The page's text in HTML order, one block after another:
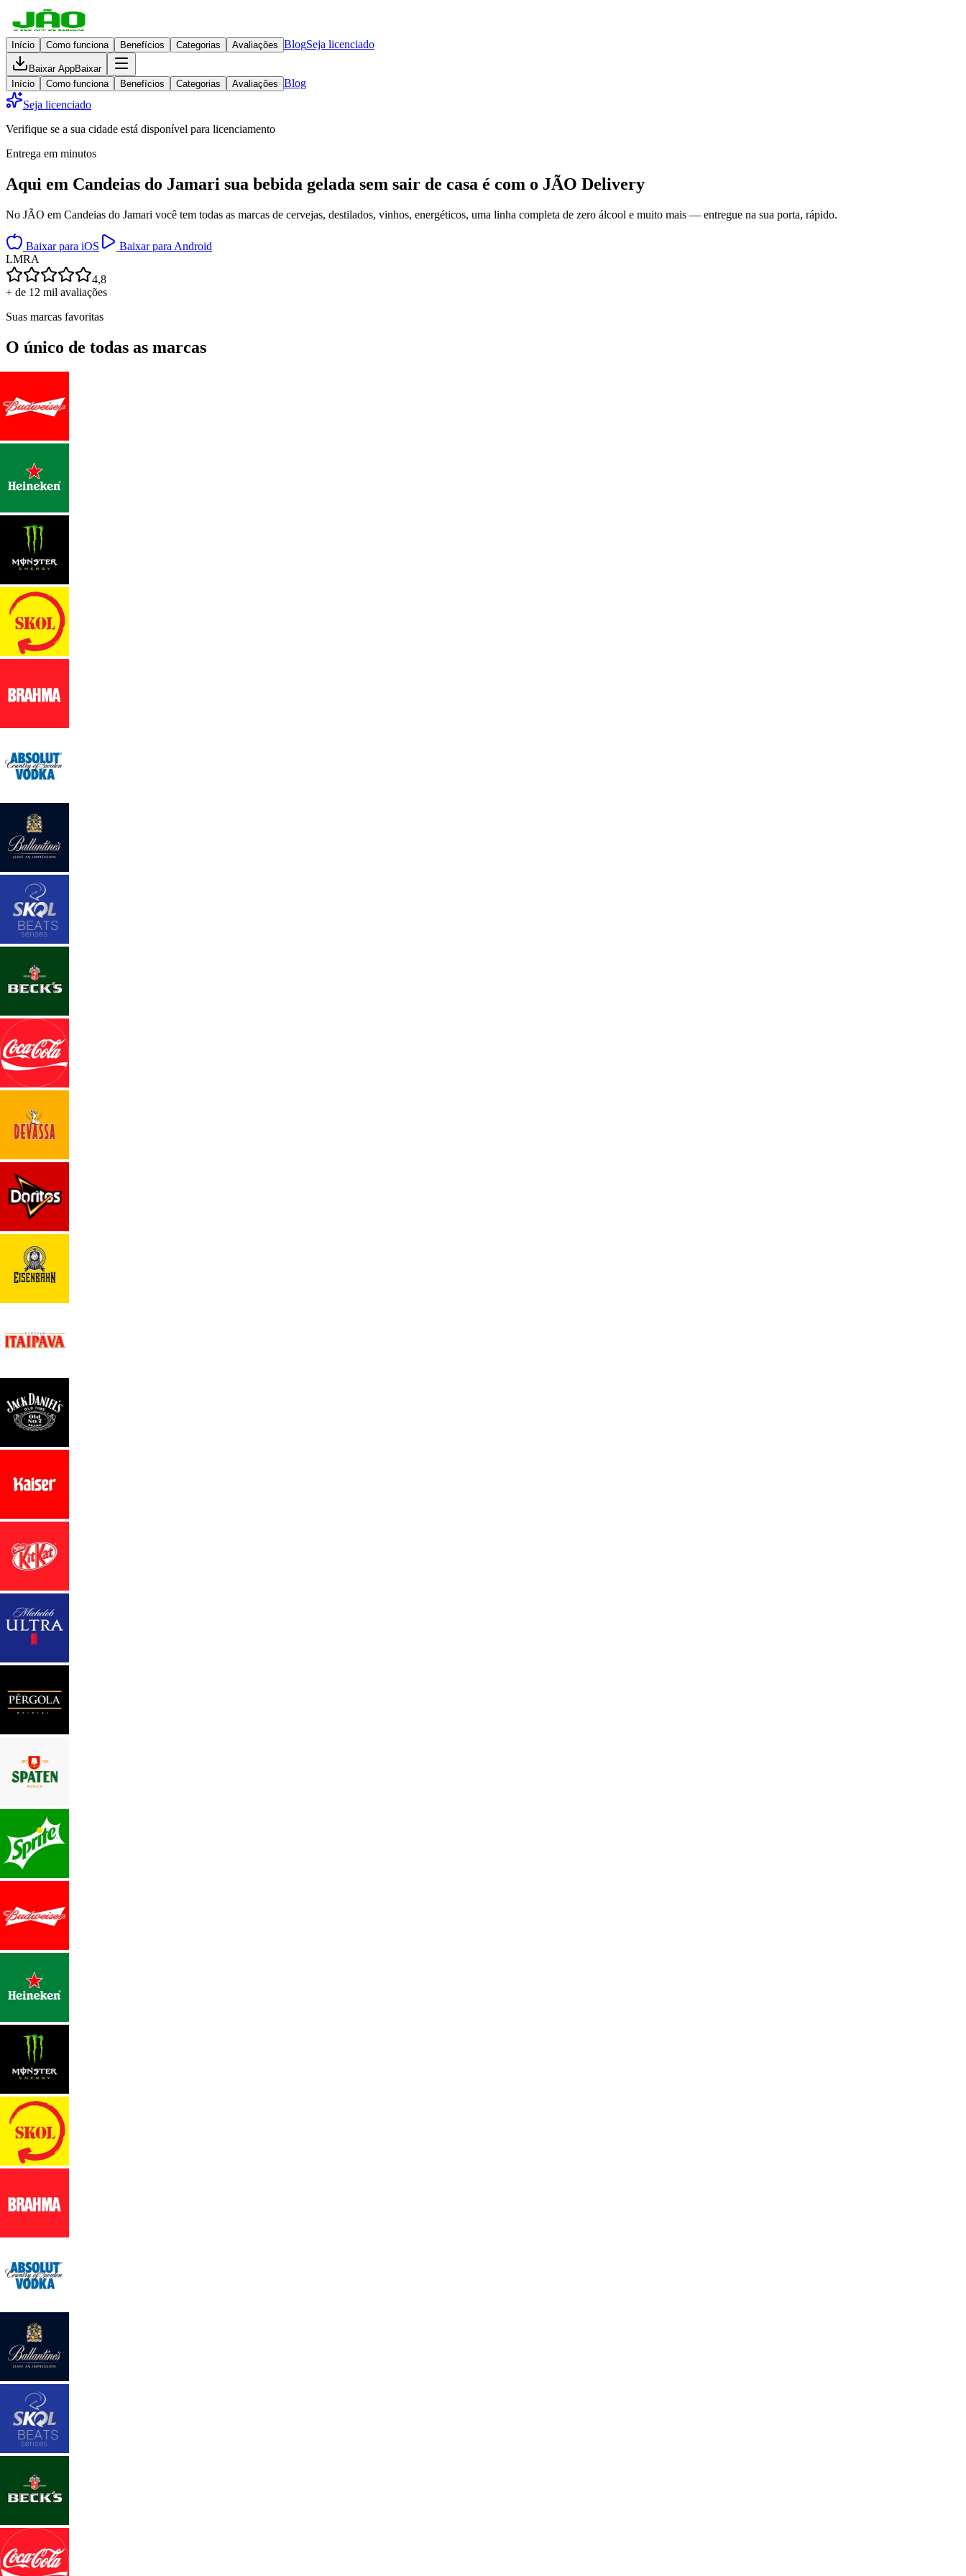
Início Como funciona Benefícios Categorias Avaliações BlogSeja licenciado
Baixar AppBaixar
Início
Como funciona Benefícios Categorias Avaliações Blog
Seja licenciado
Verifique se a sua cidade está disponível para licenciamento
Entrega em minutos
Aqui em Candeias do Jamari sua bebida gelada sem sair de casa é com o JÃO Delivery
No JÃO em Candeias do Jamari você tem todas as marcas de cervejas, destilados, vinhos, energéticos, uma linha completa de zero álcool e muito mais — entregue na sua porta, rápido.
Baixar para iOS
Baixar para Android
LMRA
4,8
+ de 12 mil avaliações
Suas marcas favoritas
O único de todas as marcas